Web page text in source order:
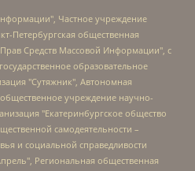
Евгеньевна, Волков Леонид Михайлович, Невзоров Александр Глебович, Пархоменко Сергей Борисович, Сироткин Ярослав Николаевич, Кара-Мурза Владимир Владимирович, Баранова Наталья Владимировна, Гозман Леонид Яковлевич, Кагарлицкий Борис Юльевич, Климарев Михаил Валерьевич, Милов Владимир Станиславович, Автономная некоммерческая организация Краснодарский центр современного искусства "Типография", Моргенштерн Алишер Тагирович, Соболь Любовь Эдуардовна, Общество с ограниченной ответственностью "ЛИЗА НОРМ", Каспаров Гарри Кимович, Ходорковский Михаил Борисович, Общество с ограниченной ответственностью "Апрельские тезисы", Данилович Ирина Брониславовна, Кашин Олег Владимирович, Петров Николай Владимирович, Пивоваров Алексей Владимирович, Соколов Михаил Владимирович, Цветкова Юлия Владимировна, Чичваркин Евгений Александрович, Комитет против пыток/Команда против пыток, Общество с ограниченной ответственностью "Первый научный", Общество с ограниченной ответственностью "Вертолет и ко", Белоцерковская Вероника Борисовна, Кац Максим Евгеньевич, Лазарева Татьяна Юрьевна, Шаведдинов Руслан Табризович, Яшин Илья Валерьевич, Общество с ограниченной ответственностью "Иноагент ААВ", Алешковский Дмитрий Петрович, Альбац Евгения Марковна, Быков Дмитрий Львович, Галямина Юлия Евгеньевна, Лойко Сергей Леонидович, Мартынов Кирилл Константинович, Медведев Сергей Александрович, Крашенинников Федор Геннадиевич, Гордеева Катерина Вл